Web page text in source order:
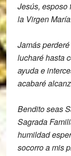
Jesús, esposo
la Virgen M
Jamás
lucharé hasta
ayuda e
acabaré
Bendito seas
Sagrada
humildad
socorro a mis